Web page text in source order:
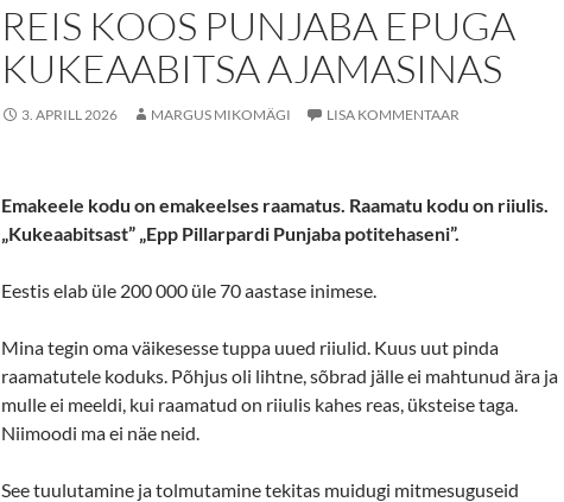
REIS KOOS PUNJABA EPUGA
KUKEAABITSA AJAMASINAS
3. APRILL 2026 MARGUS MIKOMÄGI LISA KOMMENTAAR
Emakeele kodu on emakeelses raamatus. Raamatu kodu on riiulis.
„Kukeaabitsast” „Epp Pillarpardi Punjaba potitehaseni”.
Eestis elab üle 200 000 üle 70 aastase inimese.
Mina tegin oma väikesesse tuppa uued riiulid. Kuus uut pinda
raamatutele koduks. Põhjus oli lihtne, sõbrad jälle ei mahtunud ära ja
mulle ei meeldi, kui raamatud on riiulis kahes reas, üksteise taga.
Niimoodi ma ei näe neid.
See tuulutamine ja tolmutamine tekitas muidugi mitmesuguseid